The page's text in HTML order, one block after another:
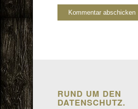
RUND UM DEN
DATENSCHUTZ.